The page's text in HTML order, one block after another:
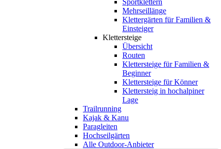
Sportklettern
Mehrseillänge
Klettergärten für Familien &
Einsteiger
Klettersteige
Übersicht
Routen
Klettersteige für Familien &
Beginner
Klettersteige für Könner
Klettersteig in hochalpiner
Lage
Trailrunning
Kajak & Kanu
Paragleiten
Hochseilgärten
Alle Outdoor-Anbieter